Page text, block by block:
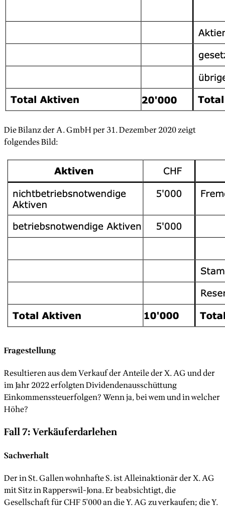
Die Bilanz der A. GmbH per 31. Dezember 2020 zeigt
folgendes Bild:
Fragestellung
Resultieren aus dem Verkauf der Anteile der X. AG und der
im Jahr 2022 erfolgten Dividendenausschüttung
Einkommenssteuerfolgen? Wenn ja, bei wem und in welcher
Höhe?
Fall 7: Verkäuferdarlehen
Sachverhalt
Der in St. Gallen wohnhafte S. ist Alleinaktionär der X. AG
mit Sitz in Rapperswil-Jona. Er beabsichtigt, die
Gesellschaft für CHF 5'000 an die Y. AG zu verkaufen; die Y.